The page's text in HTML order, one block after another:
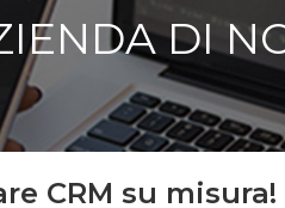
DI
CRM su misura!